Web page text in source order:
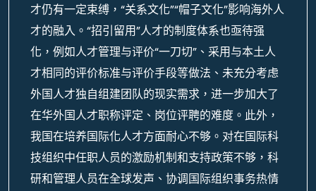
才仍有一定束缚，“关系文化”“帽子文化”影响海外人
才的融入。“招引留用”人才的制度体系也亟待强
化，例如人才管理与评价“一刀切”、采用与本土人
才相同的评价标准与评价手段等做法、未充分考虑
外国人才独自组建团队的现实需求，进一步加大了
在华外国人才职称评定、岗位评聘的难度。此外，
我国在培养国际化人才方面耐心不够。对在国际科
技组织中任职人员的激励机制和支持政策不够，科
研和管理人员在全球发声、协调国际组织事务热情